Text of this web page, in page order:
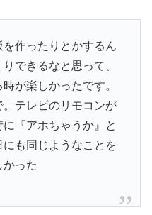
作ったりとかするん
できるなと思って、
が楽しかったです。
テレビのリモコンが
『アホちゃうか』と
にも同じようなことを
かった